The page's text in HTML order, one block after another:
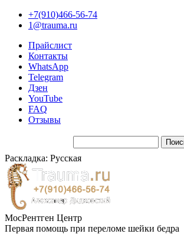
+7(910)466-56-74
1@trauma.ru
Прайслист
Контакты
WhatsApp
Telegram
Дзен
YouTube
FAQ
Отзывы
Раскладка: Русская
МосРентген Центр
Первая помощь при переломе шейки бедра